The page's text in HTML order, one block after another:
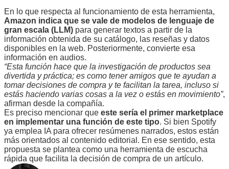
En lo que respecta al funcionamiento de esta herramienta,
Amazon indica que se vale de modelos de lenguaje de
gran escala (LLM) para generar textos a partir de la
información obtenida de su catálogo, las reseñas y datos
disponibles en la web. Posteriormente, convierte esa
información en audios.
“Esta función hace que la investigación de productos sea
divertida y práctica; es como tener amigos que te ayudan a
tomar decisiones de compra y te facilitan la tarea, incluso si
estás haciendo varias cosas a la vez o estás en movimiento”,
afirman desde la compañía.
Es preciso mencionar que este sería el primer marketplace
en implementar una función de este tipo. Si bien Spotify
ya emplea IA para ofrecer resúmenes narrados, estos están
más orientados al contenido editorial. En ese sentido, esta
propuesta se plantea como una herramienta de escucha
rápida que facilita la decisión de compra de un artículo.